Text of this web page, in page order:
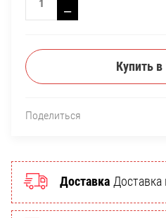
−
Купить в
Поделиться
Доставка